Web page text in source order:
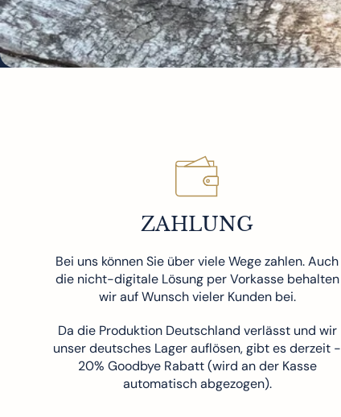
ZAHLUNG
Bei uns können Sie über viele Wege zahlen. Auch
die nicht-digitale Lösung per Vorkasse behalten
wir auf Wunsch vieler Kunden bei.
Da die Produktion Deutschland verlässt und wir
unser deutsches Lager auflösen, gibt es derzeit -
20% Goodbye Rabatt (wird an der Kasse
automatisch abgezogen).